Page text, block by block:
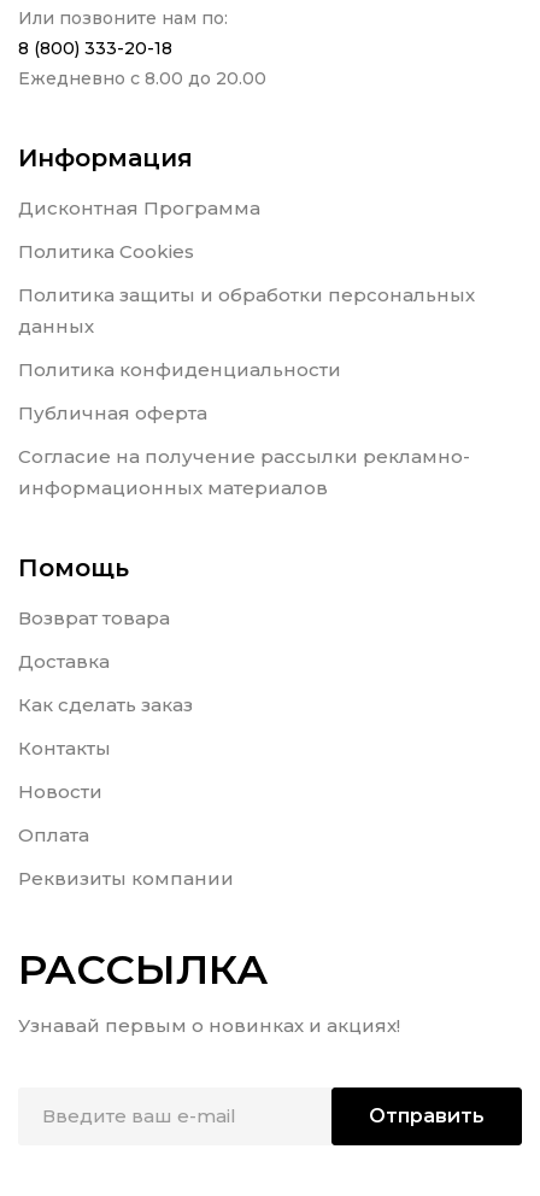
Или позвоните нам по:
8 (800) 333-20-18
Ежедневно с 8.00 до 20.00
Информация
Дисконтная Программа
Политика Cookies
Политика защиты и обработки персональных
данных
Политика конфиденциальности
Публичная оферта
Согласие на получение рассылки рекламно-
информационных материалов
Помощь
Возврат товара
Доставка
Как сделать заказ
Контакты
Новости
Оплата
Реквизиты компании
РАССЫЛКА
Узнавай первым о новинках и акциях!
Отправить